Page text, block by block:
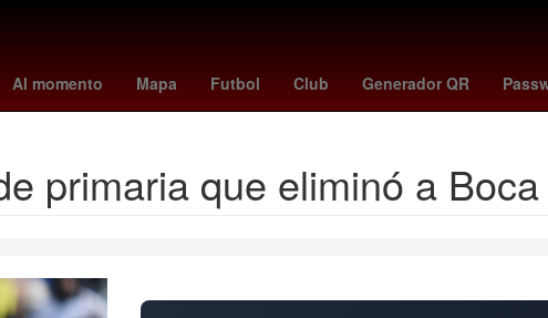
Al momento Mapa Futbol Club Generador QR
hidemasa morita Rusia kosovo - suiza suspension de clases 10
primaria que eliminó a